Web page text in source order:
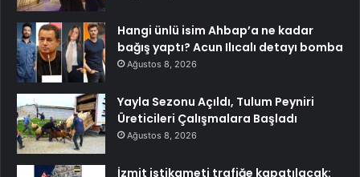
Hangi ünlü isim Ahbap’a ne kadar
bağış yaptı? Acun Ilıcalı detayı bomba
Ağustos 8, 2026
Yayla Sezonu Açıldı, Tulum Peyniri
Üreticileri Çalışmalara Başladı
Ağustos 8, 2026
İzmit istikameti trafiğe kapatılacak: